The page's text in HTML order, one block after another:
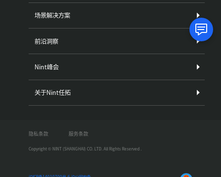
场景解决方案
前沿洞察
Nint峰会
关于Nint任拓
Copyright © NINT (SHANGHAI) CO. LTD. All Rights Reserved .
隐私条款 服务条款